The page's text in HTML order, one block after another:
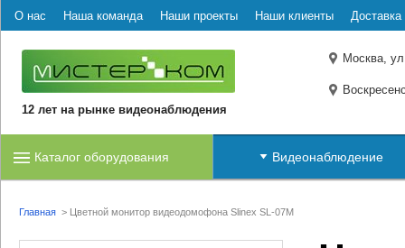
О нас Наша команда Наши проекты Наши клиенты Доставка
12 лет на рынке видеонаблюдения
Москва,
Каталог оборудования Видеонаблюдение
Главная > Цветной монитор видеодомофона Slinex SL-07M